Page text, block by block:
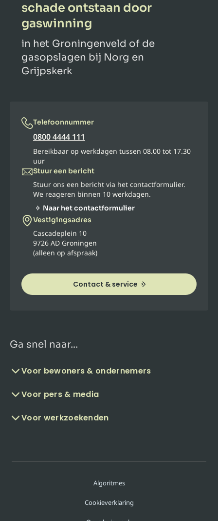
schade ontstaan door
gaswinning
in het Groningenveld of de
gasopslagen bij Norg en
Grijpskerk
Telefoonnummer
0800 4444 111
Bereikbaar op werkdagen tussen 08.00 tot 17.30
uur
Stuur een bericht
Stuur ons een bericht via het contactformulier.
We reageren binnen 10 werkdagen.
Naar het contactformulier
Vestigingsadres
Cascadeplein 10
9726 AD Groningen
(alleen op afspraak)
Contact & service
Ga snel naar...
Voor bewoners & ondernemers
Voor pers & media
Voor werkzoekenden
Algoritmes
Cookieverklaring